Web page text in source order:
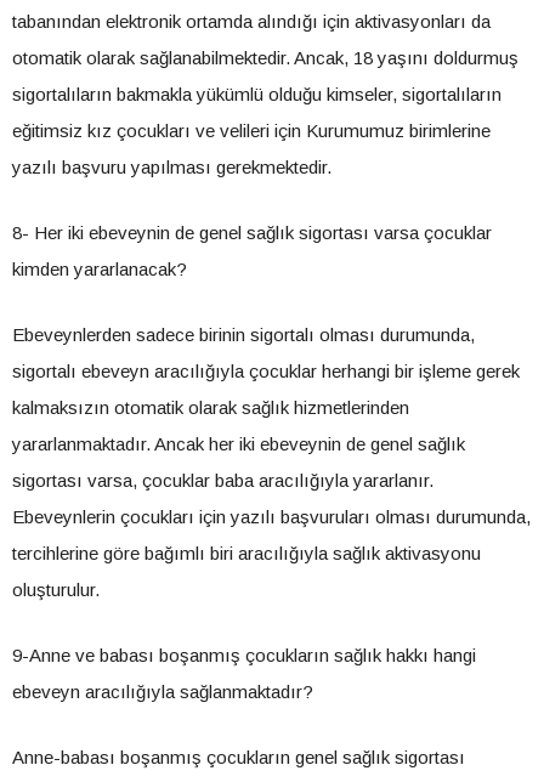
tabanından elektronik ortamda alındığı için aktivasyonları da
otomatik olarak sağlanabilmektedir. Ancak, 18 yaşını doldurmuş
sigortalıların bakmakla yükümlü olduğu kimseler, sigortalıların
eğitimsiz kız çocukları ve velileri için Kurumumuz birimlerine
yazılı başvuru yapılması gerekmektedir.
8- Her iki ebeveynin de genel sağlık sigortası varsa çocuklar
kimden yararlanacak?
Ebeveynlerden sadece birinin sigortalı olması durumunda,
sigortalı ebeveyn aracılığıyla çocuklar herhangi bir işleme gerek
kalmaksızın otomatik olarak sağlık hizmetlerinden
yararlanmaktadır. Ancak her iki ebeveynin de genel sağlık
sigortası varsa, çocuklar baba aracılığıyla yararlanır.
Ebeveynlerin çocukları için yazılı başvuruları olması durumunda,
tercihlerine göre bağımlı biri aracılığıyla sağlık aktivasyonu
oluşturulur.
9-Anne ve babası boşanmış çocukların sağlık hakkı hangi
ebeveyn aracılığıyla sağlanmaktadır?
Anne-babası boşanmış çocukların genel sağlık sigortası